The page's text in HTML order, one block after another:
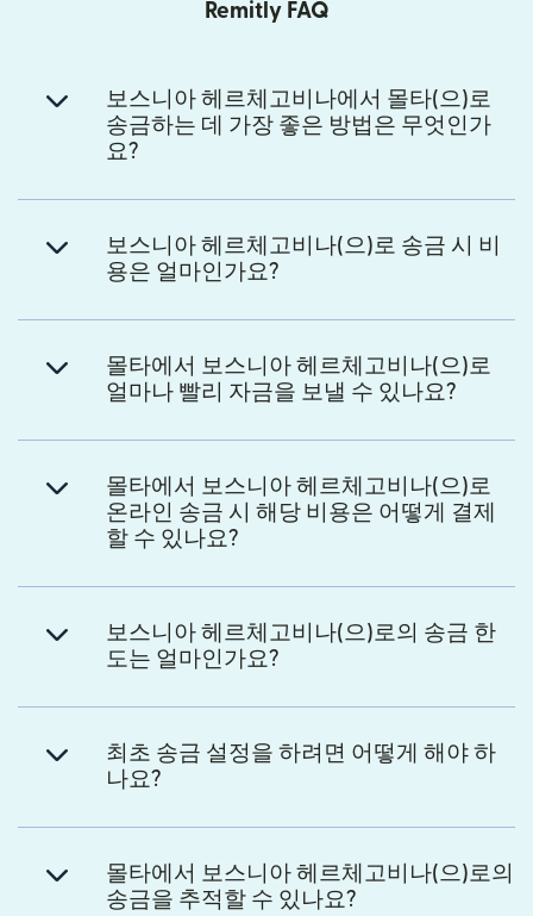
Remitly FAQ
보스니아 헤르체고비나에서 몰타(으)로
송금하는 데 가장 좋은 방법은 무엇인가
요?
보스니아 헤르체고비나(으)로 송금 시 비
용은 얼마인가요?
몰타에서 보스니아 헤르체고비나(으)로
얼마나 빨리 자금을 보낼 수 있나요?
몰타에서 보스니아 헤르체고비나(으)로
온라인 송금 시 해당 비용은 어떻게 결제
할 수 있나요?
보스니아 헤르체고비나(으)로의 송금 한
도는 얼마인가요?
최초 송금 설정을 하려면 어떻게 해야 하
나요?
몰타에서 보스니아 헤르체고비나(으)로의
송금을 추적할 수 있나요?